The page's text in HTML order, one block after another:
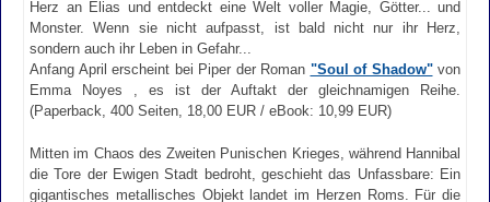
Herz an Elias und entdeckt eine Welt voller Magie, Götter... und
Monster. Wenn sie nicht aufpasst, ist bald nicht nur ihr Herz,
sondern auch ihr Leben in Gefahr...
Anfang April erscheint bei Piper der Roman "Soul of Shadow"von
Emma Noyes , es ist der Auftakt der gleichnamigen Reihe.
(Paperback, 400 Seiten, 18,00 EUR / eBook: 10,99 EUR)
Mitten im Chaos des Zweiten Punischen Krieges, während Hannibal
die Tore der Ewigen Stadt bedroht, geschieht das Unfassbare: Ein
gigantisches metallisches Objekt landet im Herzen Roms. Für die